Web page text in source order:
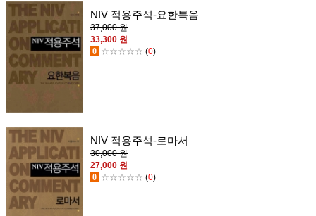
NIV 적용주석-요한복음
37,000 원
33,300 원
0 ☆☆☆☆☆ (0)
NIV 적용주석-로마서
30,000 원
27,000 원
0 ☆☆☆☆☆ (0)